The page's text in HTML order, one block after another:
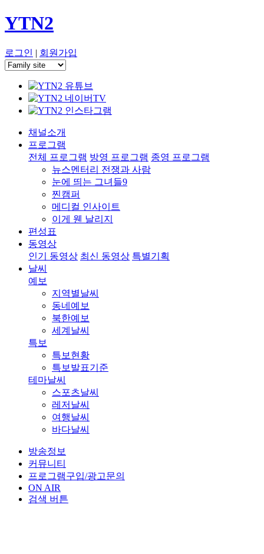
YTN2
로그인 | 회원가입
채널소개
프로그램
전체 프로그램 방영 프로그램 종영 프로그램
뉴스멘터리 전쟁과 사람
눈에 띄는 그녀들9
찐캠퍼
메디컬 인사이트
이게 웬 날리지
편성표
동영상
인기 동영상 최신 동영상 특별기획
날씨
예보
지역별날씨
동네예보
북한예보
세계날씨
특보
특보현황
특보발표기준
테마날씨
스포츠날씨
레저날씨
여행날씨
바다날씨
방송정보
커뮤니티
프로그램구입/광고문의
ON AIR
검색 버튼